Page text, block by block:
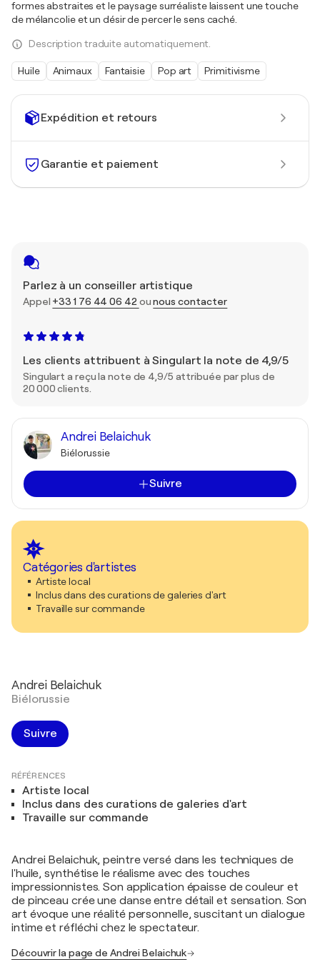
Expédition et retours
Garantie et paiement
Parlez à un conseiller artistique
Appel +33 1 76 44 06 42ounous contacter
Les clients attribuent à Singulart la note de 4,9/5
Singulart a reçu la note de 4,9/5 attribuée par plus de
20 000 clients.
Andrei Belaichuk
Biélorussie
Suivre
Catégories d'artistes
Artiste local
Inclus dans des curations de galeries d'art
Travaille sur commande
formes abstraites et le paysage surréaliste laissent une touche
de mélancolie et un désir de percer le sens caché.
Description traduite automatiquement.
Huile Animaux Fantaisie Pop art Primitivisme
Andrei Belaichuk
Biélorussie
Suivre
RÉFÉRENCES
Artiste local
Inclus dans des curations de galeries d'art
Travaille sur commande
Andrei Belaichuk, peintre versé dans les techniques de
l'huile, synthétise le réalisme avec des touches
impressionnistes. Son application épaisse de couleur et
de pinceau crée une danse entre détail et sensation. Son
art évoque une réalité personnelle, suscitant un dialogue
intime et réfléchi chez le spectateur.
Découvrir la page de Andrei Belaichuk